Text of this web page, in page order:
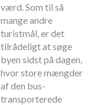
værd. Som til så
mange andre
turistmål, er det
tilrådeligt at søge
byen sidst på dagen,
hvor store mængder
af den bus-
transporterede